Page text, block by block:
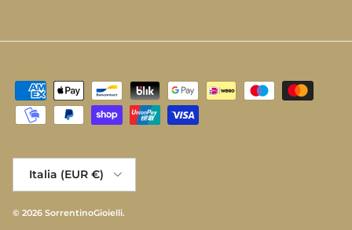
Italia (EUR €)
© 2026 SorrentinoGioielli.